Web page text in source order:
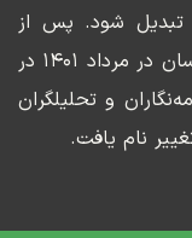
تبدیل شود. پس از
حدود دو و نیم سال فعالیت مستمر، بورسان در مرداد ۱۴۰۱ در
و تحلیلگران
نام یافت.